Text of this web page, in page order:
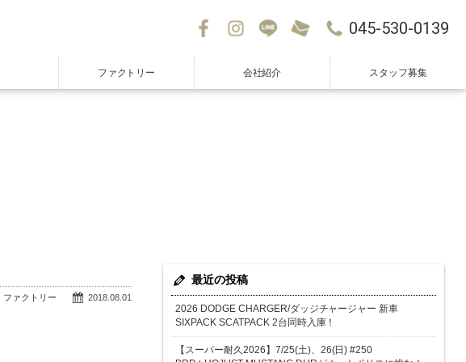
045-530-0139
ファクトリー 会社紹介 スタッフ募集
2018.08.01
ファクトリー
最近の投稿
2026 DODGE CHARGER/ダッジチャージャー 新車
SIXPACK SCATPACK 2台同時入庫！
【スーパー耐久2026】7/25(土)、26(日) #250